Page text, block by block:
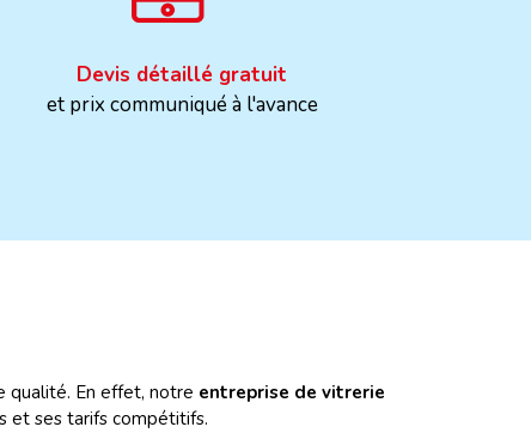
Devis détaillé gratuit
et prix communiqué à l'avance
qualité. En effet, notre entreprise de vitrerie
et ses tarifs compétitifs.